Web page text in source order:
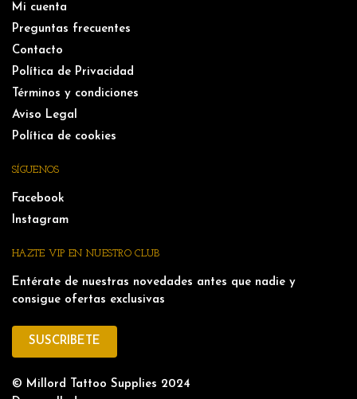
Mi cuenta
Preguntas frecuentes
Contacto
Política de Privacidad
Términos y condiciones
Aviso Legal
Política de cookies
SÍGUENOS
Facebook
Instagram
HAZTE VIP EN NUESTRO CLUB
Entérate de nuestras novedades antes que nadie y
consigue ofertas exclusivas
SUSCRIBETE
© Millord Tattoo Supplies 2024